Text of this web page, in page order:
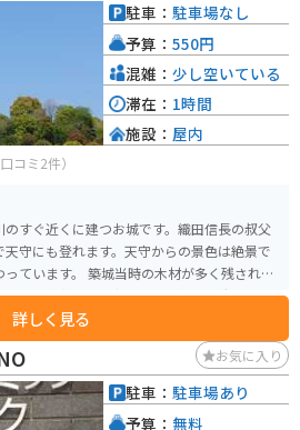
口コミ2件）
すぐ近くに建つお城です。織田信長の叔父
守にも登れます。天守からの景色は絶景で
木材が多く残されて
り、南方から天守が見えづらい構造になっ
見えた瞬間感動が得られます。 晴は桜、
（たまに）が彩鮮やかに見せてくれます。
詳しく見る
駐車： 駐車場なし
予算： 550円
混雑： 少し空いている
滞在： 1時間
施設： 屋内
お気に入り
駐車： 駐車場あり
予算： 無料